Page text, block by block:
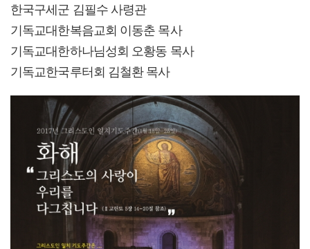
한국구세군 김필수 사령관
기독교대한복음교회 이동춘 목사
기독교대한하나님성회 오황동 목사
기독교한국루터회 김철환 목사